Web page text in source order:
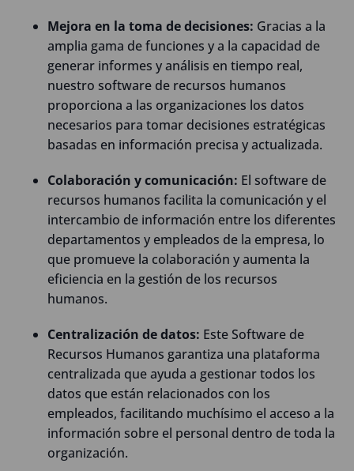
Mejora en la toma de decisiones: Gracias a la
amplia gama de funciones y a la capacidad de
generar informes y análisis en tiempo real,
nuestro software de recursos humanos
proporciona a las organizaciones los datos
necesarios para tomar decisiones estratégicas
basadas en información precisa y actualizada.
Colaboración y comunicación: El software de
recursos humanos facilita la comunicación y el
intercambio de información entre los diferentes
departamentos y empleados de la empresa, lo
que promueve la colaboración y aumenta la
eficiencia en la gestión de los recursos
humanos.
Centralización de datos: Este Software de
Recursos Humanos garantiza una plataforma
centralizada que ayuda a gestionar todos los
datos que están relacionados con los
empleados, facilitando muchísimo el acceso a la
información sobre el personal dentro de toda la
organización.